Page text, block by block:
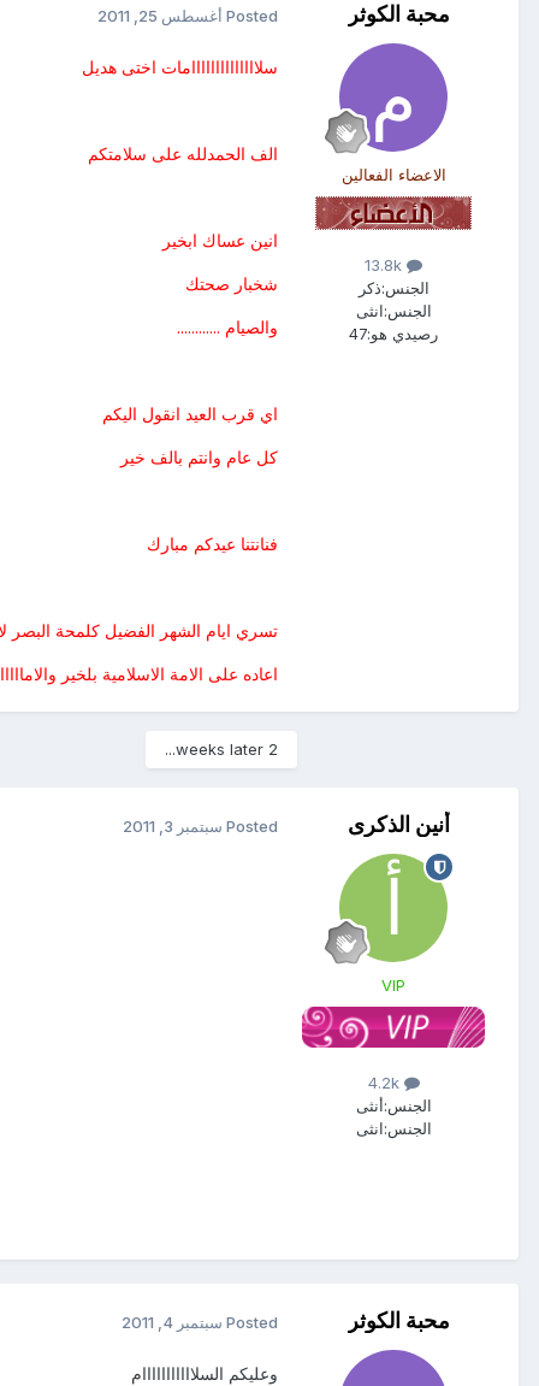
محبة الكوثر
الاعضاء الفعالين
الجنس:ذكر
الجنس:انثى
رصيدي هو:47
Posted أغسطس 25, 2011
سلاااااااااااااامات اختى هديل
الف الحمدلله على سلامتكم
انين عساك ابخير
شخبار صحتك
والصيام ............
اي قرب العيد انقول اليكم
كل عام وانتم بالف خير
فنانتنا عيدكم مبارك
تسري ايام الشهر الفضيل كلمحة البصر
اعاده على الامة الاسلامية بلخير
2 weeks later...
أنين الذكرى
VIP
4.2k
الجنس:أنثى
الجنس:انثى
Posted سبتمبر 3, 2011
محبة الكوثر Posted سبتمبر 4, 2011
وعليكم السلااااااااااام